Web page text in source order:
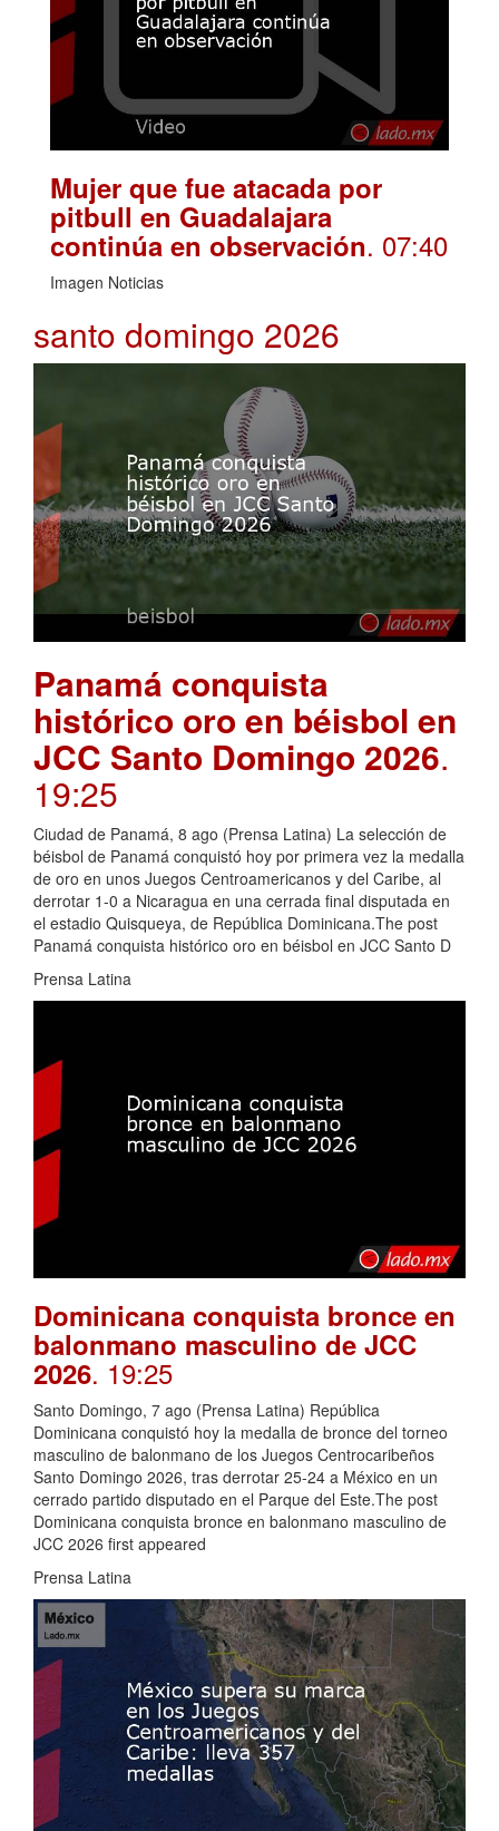
Mujer que fue atacada por
pitbull en Guadalajara
continúa en observación. 07:40
Imagen Noticias
santo domingo 2026
Panamá conquista
histórico oro en béisbol en
JCC Santo Domingo 2026.
19:25
Ciudad de Panamá, 8 ago (Prensa Latina) La selección de
béisbol de Panamá conquistó hoy por primera vez la medalla
de oro en unos Juegos Centroamericanos y del Caribe, al
derrotar 1-0 a Nicaragua en una cerrada final disputada en
el estadio Quisqueya, de República Dominicana.The post
Panamá conquista histórico oro en béisbol en JCC Santo D
Prensa Latina
Dominicana conquista bronce en
balonmano masculino de JCC
2026. 19:25
Santo Domingo, 7 ago (Prensa Latina) República
Dominicana conquistó hoy la medalla de bronce del torneo
masculino de balonmano de los Juegos Centrocaribeños
Santo Domingo 2026, tras derrotar 25-24 a México en un
cerrado partido disputado en el Parque del Este.The post
Dominicana conquista bronce en balonmano masculino de
JCC 2026 first appeared
Prensa Latina